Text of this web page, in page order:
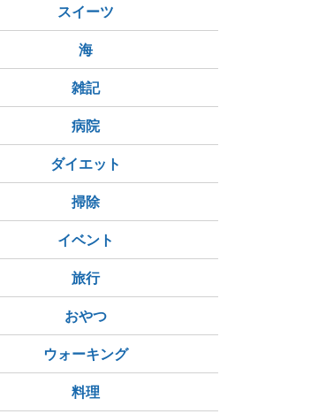
スイーツ
海
雑記
病院
ダイエット
掃除
イベント
旅行
おやつ
ウォーキング
料理